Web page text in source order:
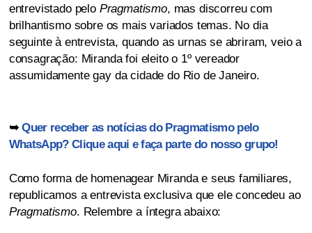
entrevistado pelo Pragmatismo, mas discorreu com
brilhantismo sobre os mais variados temas. No dia
seguinte à entrevista, quando as urnas se abriram, veio a
consagração: Miranda foi eleito o 1º vereador
assumidamente gay da cidade do Rio de Janeiro.
➥Quer receber as notícias do Pragmatismo pelo
WhatsApp? Clique aqui e faça parte do nosso grupo!
Como forma de homenagear Miranda e seus familiares,
republicamos a entrevista exclusiva que ele concedeu ao
Pragmatismo. Relembre a íntegra abaixo: